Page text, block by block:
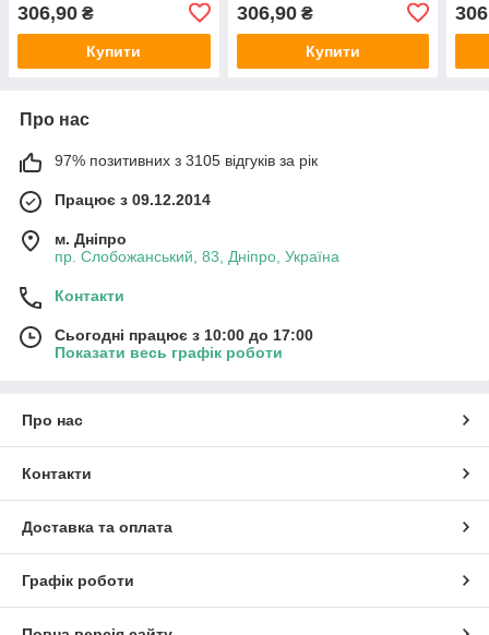
306,90 ₴
Купити
306,90₴
Купити
Про нас
97% позитивних з 3105 відгуків за рік
Працює з 09.12.2014
м. Дніпро
пр. Слобожанський, 83, Дніпро, Україна
Контакти
Сьогодні працює з 10:00 до 17:00
Показати весь графік роботи
Про нас
Контакти
Доставка та оплата
Графік роботи